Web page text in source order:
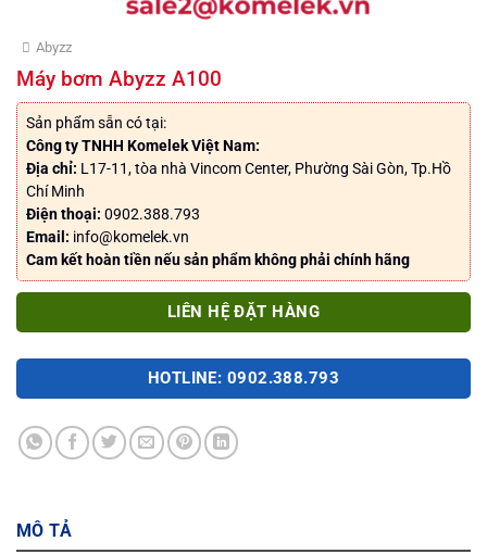
Abyzz
Máy bơm Abyzz A100
Sản phẩm sẵn có tại:
Công ty TNHH Komelek Việt Nam:
Địa chỉ: L17-11, tòa nhà Vincom Center, Phường Sài Gòn, Tp.Hồ
Chí Minh
Điện thoại: 0902.388.793
Email: info@komelek.vn
Cam kết hoàn tiền nếu sản phẩm không phải chính hãng
LIÊN HỆ ĐẶT HÀNG
HOTLINE: 0902.388.793
MÔ TẢ